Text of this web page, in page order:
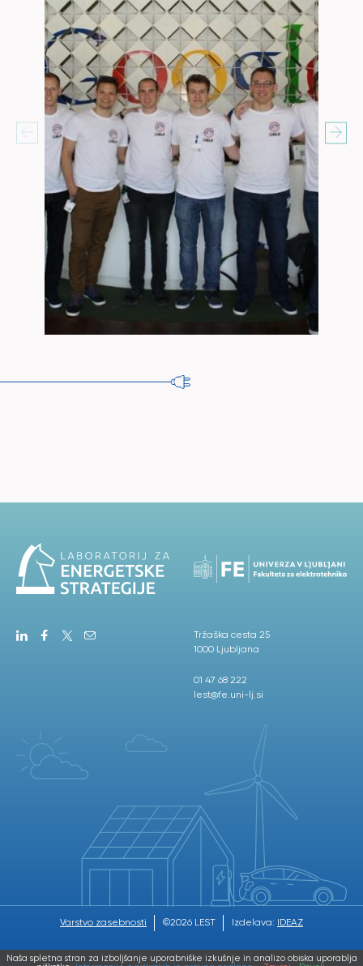
Tržaška cesta 25
1000 Ljubljana
01 47 68 222
lest@fe.uni-lj.si
Varstvo zasebnosti ©2026 LEST Izdelava: IDEAZ
Naša spletna stran za izboljšanje uporabniške izkušnje in analizo obiska uporablja